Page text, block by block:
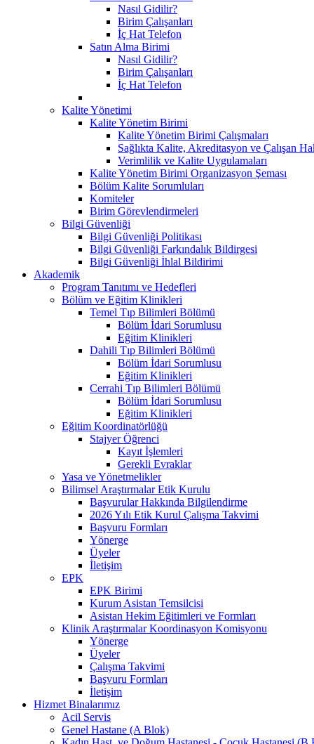
Nasıl Gidilir?
Birim Çalışanları
İç Hat Telefon
Satın Alma Birimi
Nasıl Gidilir?
Birim Çalışanları
İç Hat Telefon
Kalite Yönetimi
Kalite Yönetim Birimi
Kalite Yönetim Birimi Çalışmaları
Sağlıkta Kalite, Akreditasyon ve Çalışan
Verimlilik ve Kalite Uygulamaları
Kalite Yönetim Birimi Organizasyon Şeması
Bölüm Kalite Sorumluları
Komiteler
Birim Görevlendirmeleri
Bilgi Güvenliği
Bilgi Güvenliği Politikası
Bilgi Güvenliği Farkındalık Bildirgesi
Bilgi Güvenliği İhlal Bildirimi
Akademik
Program Tanıtımı ve Hedefleri
Bölüm ve Eğitim Klinikleri
Temel Tıp Bilimleri Bölümü
Bölüm İdari Sorumlusu
Eğitim Klinikleri
Dahili Tıp Bilimleri Bölümü
Bölüm İdari Sorumlusu
Eğitim Klinikleri
Cerrahi Tıp Bilimleri Bölümü
Bölüm İdari Sorumlusu
Eğitim Klinikleri
Eğitim Koordinatörlüğü
Stajyer Öğrenci
Kayıt İşlemleri
Gerekli Evraklar
Yasa ve Yönetmelikler
Bilimsel Araştırmalar Etik Kurulu
Başvurular Hakkında Bilgilendirme
2026 Yılı Etik Kurul Çalışma Takvimi
Başvuru Formları
Yönerge
Üyeler
İletişim
EPK
EPK Birimi
Kurum Asistan Temsilcisi
Asistan Hekim Eğitimleri ve Formları
Klinik Araştırmalar Koordinasyon Komisyonu
Yönerge
Üyeler
Çalışma Takvimi
Başvuru Formları
İletişim
Hizmet Binalarımız
Acil Servis
Genel Hastane (A Blok)